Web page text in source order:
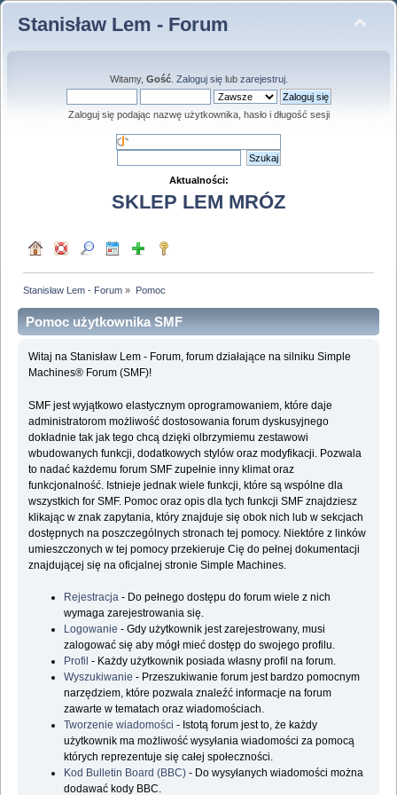
Stanisław Lem - Forum
Witamy, Gość. Zaloguj sięlub zarejestruj.
Zaloguj się podając nazwę użytkownika, hasło i długość sesji
Aktualności:
SKLEP LEM MRÓZ
Stanisław Lem - Forum » Pomoc
Pomoc użytkownika SMF
Witaj na Stanisław Lem - Forum, forum działające na silniku Simple
Machines® Forum (SMF)!
SMF jest wyjątkowo elastycznym oprogramowaniem, które daje
administratorom możliwość dostosowania forum dyskusyjnego
dokładnie tak jak tego chcą dzięki olbrzymiemu zestawowi
wbudowanych funkcji, dodatkowych stylów oraz modyfikacji. Pozwala
to nadać każdemu forum SMF zupełnie inny klimat oraz
funkcjonalność. Istnieje jednak wiele funkcji, które są wspólne dla
wszystkich for SMF. Pomoc oraz opis dla tych funkcji SMF znajdziesz
klikając w znak zapytania, który znajduje się obok nich lub w sekcjach
dostępnych na poszczególnych stronach tej pomocy. Niektóre z linków
umieszczonych w tej pomocy przekieruje Cię do pełnej dokumentacji
znajdującej się na oficjalnej stronie Simple Machines.
Rejestracja - Do pełnego dostępu do forum wiele z nich
wymaga zarejestrowania się.
Logowanie - Gdy użytkownik jest zarejestrowany, musi
zalogować się aby mógł mieć dostęp do swojego profilu.
Profil - Każdy użytkownik posiada własny profil na forum.
Wyszukiwanie - Przeszukiwanie forum jest bardzo pomocnym
narzędziem, które pozwala znaleźć informacje na forum
zawarte w tematach oraz wiadomościach.
Tworzenie wiadomości - Istotą forum jest to, że każdy
użytkownik ma możliwość wysyłania wiadomości za pomocą
których reprezentuje się całej społeczności.
Kod Bulletin Board (BBC) - Do wysyłanych wiadomości można
dodawać kody BBC.